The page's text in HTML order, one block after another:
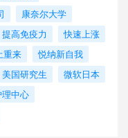
康奈尔大学
提高免疫力
快速上涨
重来
悦纳新自我
美国研究生
微软日本
理中心